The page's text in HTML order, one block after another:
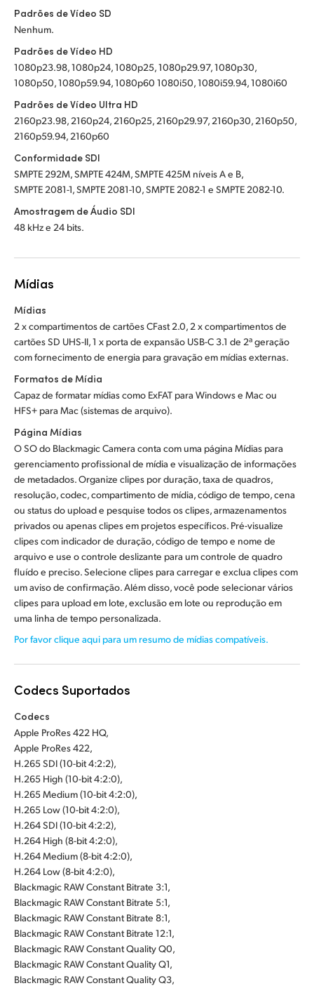
Padrões de Vídeo SD
Nenhum.
Padrões de Vídeo HD
1080p23.98, 1080p24, 1080p25, 1080p29.97, 1080p30,
1080p50, 1080p59.94, 1080p60 1080i50, 1080i59.94, 1080i60
Padrões de Vídeo Ultra HD
2160p23.98, 2160p24, 2160p25, 2160p29.97, 2160p30, 2160p50,
2160p59.94, 2160p60
Conformidade SDI
SMPTE 292M, SMPTE 424M, SMPTE 425M níveis A e B,
SMPTE 2081-1, SMPTE 2081-10, SMPTE 2082-1 e SMPTE 2082-10.
Amostragem de Áudio SDI
48 kHz e 24 bits.
Mídias
Mídias
2 x compartimentos de cartões CFast 2.0, 2 x compartimentos de
cartões SD UHS-II, 1 x porta de expansão USB-C 3.1 de 2ª geração
com fornecimento de energia para gravação em mídias externas.
Formatos de Mídia
Capaz de formatar mídias como ExFAT para Windows e Mac ou
HFS+ para Mac (sistemas de arquivo).
Página Mídias
O SO do Blackmagic Camera conta com uma página Mídias para
gerenciamento profissional de mídia e visualização de informações
de metadados. Organize clipes por duração, taxa de quadros,
resolução, codec, compartimento de mídia, código de tempo, cena
ou status do upload e pesquise todos os clipes, armazenamentos
privados ou apenas clipes em projetos específicos. Pré-visualize
clipes com indicador de duração, código de tempo e nome de
arquivo e use o controle deslizante para um controle de quadro
fluído e preciso. Selecione clipes para carregar e exclua clipes com
um aviso de confirmação. Além disso, você pode selecionar vários
clipes para upload em lote, exclusão em lote ou reprodução em
uma linha de tempo personalizada.
Por favor clique aqui para um resumo de mídias compatíveis.
Codecs Suportados
Codecs
Apple ProRes 422 HQ,
Apple ProRes 422,
H.265 SDI (10-bit 4:2:2),
H.265 High (10-bit 4:2:0),
H.265 Medium (10-bit 4:2:0),
H.265 Low (10-bit 4:2:0),
H.264 SDI (10-bit 4:2:2),
H.264 High (8-bit 4:2:0),
H.264 Medium (8-bit 4:2:0),
H.264 Low (8-bit 4:2:0),
Blackmagic RAW Constant Bitrate 3:1,
Blackmagic RAW Constant Bitrate 5:1,
Blackmagic RAW Constant Bitrate 8:1,
Blackmagic RAW Constant Bitrate 12:1,
Blackmagic RAW Constant Quality Q0,
Blackmagic RAW Constant Quality Q1,
Blackmagic RAW Constant Quality Q3,